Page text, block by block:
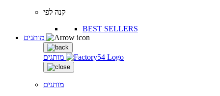
קנה לפי
BEST SELLERS
מותגים
מותגים